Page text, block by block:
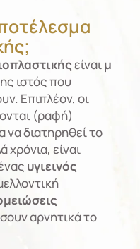
είναιμ
ιστός που
Επιπλέον, οι
(ραφή)
να διατηρηθεί το
χρόνια, είναι
υγιεινός
αρνητικά το